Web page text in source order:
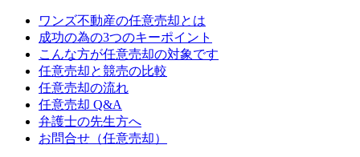
ワンズ不動産の任意売却とは
成功の為の3つのキーポイント
こんな方が任意売却の対象です
任意売却と競売の比較
任意売却の流れ
任意売却 Q&A
弁護士の先生方へ
お問合せ（任意売却）